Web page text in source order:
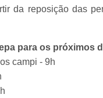
da reposição das
para os próximos
campi - 9h